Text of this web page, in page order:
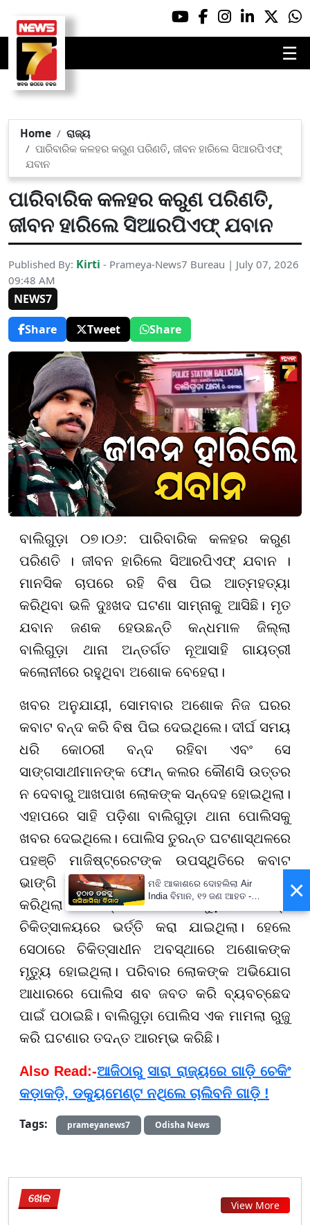
☰
Home
ରାଜ୍ୟ
ପାରିବାରିକ କଳହର କରୁଣ ପରିଣତି, ଜୀବନ ହାରିଲେ ସିଆରପିଏଫ୍
ଯବାନ
ପାରିବାରିକ କଳହର କରୁଣ ପରିଣତି,
ଜୀବନ ହାରିଲେ ସିଆରପିଏଫ୍ ଯବାନ
Published By: Kirti - Prameya-News7 Bureau | July 07, 2026
09:48 AM
NEWS7
Share
Tweet Share
ବାଲିଗୁଡ଼ା ୦୭।୦୬: ପାରିବାରିକ କଳହର କରୁଣ
ପରିଣତି । ଜୀବନ ହାରିଲେ ସିଆରପିଏଫ୍ ଯବାନ ।
ମାନସିକ ଚାପରେ ରହି ବିଷ ପିଇ ଆତ୍ମହତ୍ୟା
କରିଥିବା ଭଳି ଦୁଃଖଦ ଘଟଣା ସାମ୍ନାକୁ ଆସିଛି। ମୃତ
ଯବାନ ଜଣକ ହେଉଛନ୍ତି କନ୍ଧମାଳ ଜିଲ୍ଲା
ବାଲିଗୁଡ଼ା ଥାନା ଅନ୍ତର୍ଗତ ନୂଆସାହି ଗାୟତ୍ରୀ
କଲୋନୀରେ ରହୁଥିବା ଅଶୋକ ବେହେରା।
ଖବର ଅନୁଯାୟୀ, ସୋମବାର ଅଶୋକ ନିଜ ଘରର
କବାଟ ବନ୍ଦ କରି ବିଷ ପିଇ ଦେଇଥିଲେ। ଦୀର୍ଘ ସମୟ
ଧରି କୋଠରୀ ବନ୍ଦ ରହିବା ଏବଂ ସେ
ସାଙ୍ଗସାଥୀମାନଙ୍କ ଫୋନ୍ କଲର କୌଣସି ଉତ୍ତର
ନ ଦେବାରୁ ଆଖପାଖ ଲୋକଙ୍କ ସନ୍ଦେହ ହୋଇଥିଲା।
ଏହାପରେ ସାହି ପଡ଼ିଶା ବାଲିଗୁଡ଼ା ଥାନା ପୋଲିସକୁ
ଖବର ଦେଇଥିଲେ। ପୋଲିସ ତୁରନ୍ତ ଘଟଣାସ୍ଥଳରେ
ପହଞ୍ଚି ମାଜିଷ୍ଟ୍ରେଟଙ୍କ ଉପସ୍ଥିତିରେ କବାଟ
ଭାଙ୍ଗି ଅଶୋକଙ୍କୁ ମୁମୂର୍ଷୁ ଅବସ୍ଥାରେ ଉଦ୍ଧାର
କରିଥିଲା। ଚିକିତ୍ସା ପାଇଁ ବାଲିଗୁଡ଼ା ଉପଖଣ୍ଡ
ଚିକିତ୍ସାଳୟରେ ଭର୍ତ୍ତି କରା ଯାଇଥିଲା। ହେଲେ
ସେଠାରେ ଚିକିତ୍ସାଧୀନ ଅବସ୍ଥାରେ ଅଶୋକଙ୍କ
ମୃତ୍ୟୁ ହୋଇଥିଲା। ପରିବାର ଲୋକଙ୍କ ଅଭିଯୋଗ
ଆଧାରରେ ପୋଲିସ ଶବ ଜବତ କରି ବ୍ୟବଚ୍ଛେଦ
ପାଇଁ ପଠାଇଛି। ବାଲିଗୁଡ଼ା ପୋଲିସ ଏକ ମାମଲା ରୁଜୁ
କରି ଘଟଣାର ତଦନ୍ତ ଆରମ୍ଭ କରିଛି।
Also Read:-ଆଜିଠାରୁ ସାରା ରାଜ୍ୟରେ ଗାଡ଼ି ଚେକିଂ
କଡ଼ାକଡ଼ି, ଡକ୍ୟୁମେଣ୍ଟ ନଥିଲେ ଚାଲିବନି ଗାଡ଼ି !
Tags:
prameyanews7 Odisha News
ଖେଳ View More
×
ମଝି ଆକାଶରେ ଦୋହଲିଲା Air
India ବିମାନ, ୧୨ ଜଣ ଆହତ -